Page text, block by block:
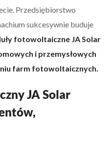
Przedsiębiorstwo
sukcesywnie buduje
fotowoltaiczne JA Solar
i przemysłowych
farm fotowoltaicznych.
JA Solar